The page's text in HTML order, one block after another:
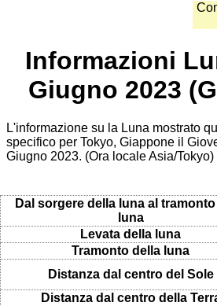
Informazioni
Giugno 2023
L'informazione su la Luna mostrato
specifico per Tokyo, Giappone il
Giugno 2023. (Ora locale Asia/Tokyo)
Dal sorgere della luna al
luna
Levata della luna
Tramonto della luna
Distanza dal centro del Sole
Distanza dal centro della